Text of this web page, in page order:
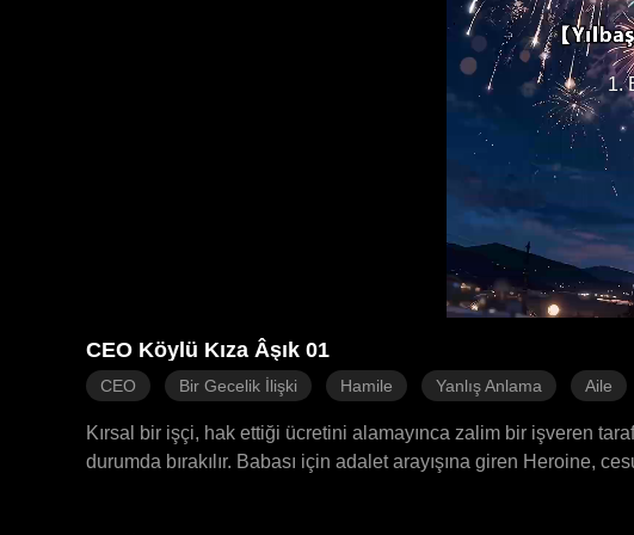
1.
CEO Köylü Kıza Âşık 01
CEO Bir Gecelik İlişki Hamile Yanlış Anlama Aile
Kırsal bir işçi, hak ettiği ücretini alamayınca zalim bir işveren
durumda bırakılır. Babası için adalet arayışına giren Heroine,